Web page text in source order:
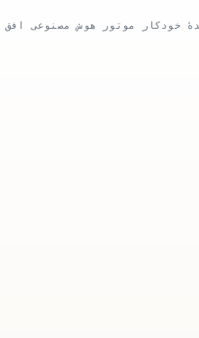
خودکار موتور هوش مصنوعی افق